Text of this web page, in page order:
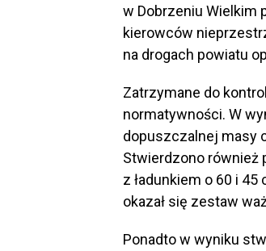
w Dobrzeniu Wielkim
kierowców
na drogach powiatu
Zatrzymane do
normatywności. W
dopuszczalnej masy
Stwierdzono również
z ładunkiem o 60 i
okazał się zestaw
Ponadto w wyniku